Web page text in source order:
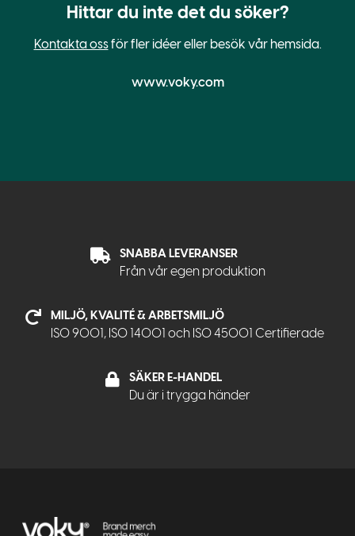
Hittar du inte det du söker?
Kontakta ossför fler idéer eller besök vår hemsida.
www.voky.com
SNABBA LEVERANSER
Från vår egen produktion
MILJÖ, KVALITÉ & ARBETSMILJÖ
ISO 9001, ISO 14001 och ISO 45001 Certifierade
SÄKER E-HANDEL
Du är i trygga händer